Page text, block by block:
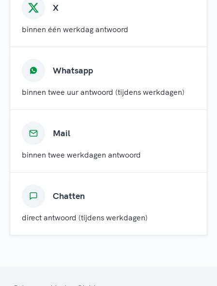
X
binnen één werkdag antwoord
Whatsapp
binnen twee uur antwoord (tijdens werkdagen)
Mail
binnen twee werkdagen antwoord
Chatten
direct antwoord (tijdens werkdagen)